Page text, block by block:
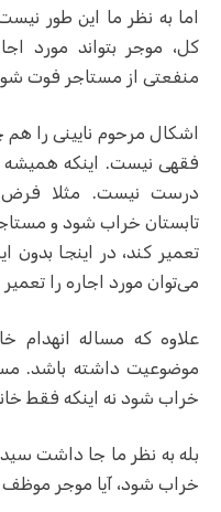
اما به نظر ما این طور
کل، موجر بتواند مورد
منفعتی از مستاجر فوت
اشکال مرحوم نایینی را
فقهی نیست. اینکه
درست نیست. مثلا فرض
تابستان خراب شود و
تعمیر کند، در اینجا
می‌توان مورد اجاره را
علاوه که مساله انهدام
موضوعیت داشته باشد.
خراب شود نه اینکه فقط
بله به نظر ما جا داشت
خراب شود، آیا موجر